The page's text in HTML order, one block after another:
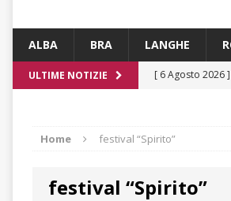
ALBA BRA LANGHE
ULTIME NOTIZIE [ 6 Agosto 2026 ]
[ 6 Agosto 2026 ]
Home festival “Spirito”
festival “Spirito”